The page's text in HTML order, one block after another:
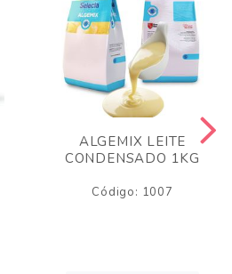
ALGEMIX LEITE
CONDENSADO 1KG
Código: 1007